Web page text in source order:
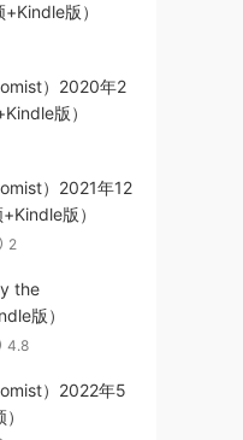
版）
）2020年2
版）
）2021年12
版）
2
the
版）
4.8
）2022年5